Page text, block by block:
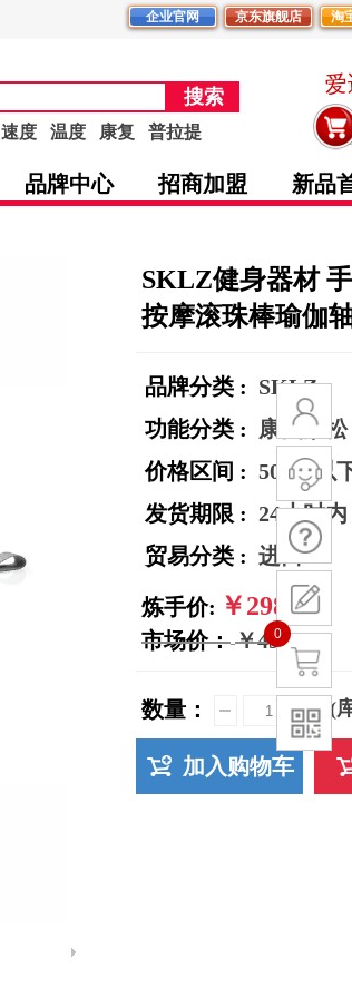
SKLZ健身器材
按摩滚珠棒瑜伽
品牌分类 : SKLZ
功能分类 :
康复放松
价格区间 : 500元以
发货期限 : 24小时内
贸易分类 : 进口
炼手价: ￥298.00
市场价：￥498.00
数量： (
加入购物车
搜索
速度 温度 康复 普拉提
淘
京东旗舰店
企业官网
品牌中心 招商加盟 新品
0